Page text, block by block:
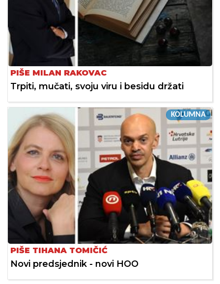
PIŠE MILAN RAKOVAC
Trpiti, mučati, svoju viru i besidu držati
KOLUMNA
PIŠE TIHANA TOMIČIĆ
Novi predsjednik - novi HOO